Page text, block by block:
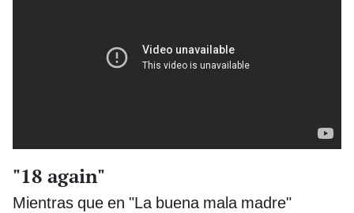
"18 again"
Mientras que en "La buena mala madre"